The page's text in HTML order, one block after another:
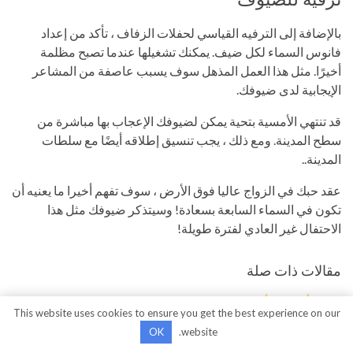
بالإضافة إلى الترفيه القياسي لحفلات الزفاف ، تأكد من إعداد
فانوس السماء لكل ضيف. يمكنك تشغيلها عندما تصبح مظلمة
أخيرًا. مثل هذا العمل المذهل سوف يسبب عاصفة من المشاعر
الإيجابية لدى ضيوفك.
قد تنتهي الأمسية بتحية يمكن لضيوفك الإعجاب بها مباشرة من
سطح المدينة. ومع ذلك ، يجب تنسيق إطلاقه أيضًا مع سلطات
المدينة..
عقد حبك في الزواج عاليا فوق الأرض ، سوف تفهم أخيرا ما يعنيه أن
تكون في السماء السابعة بسعادة! وسيتذكر ضيوفك مثل هذا
الاحتفال غير العادي لفترة طويلة!
مقالات ذات صلة
زفاف الشاطئ: أنيق وخلاق!
حفل زفاف في الجزر ... لماذا لا؟
This website uses cookies to ensure you get the best experience on our
website.
OK